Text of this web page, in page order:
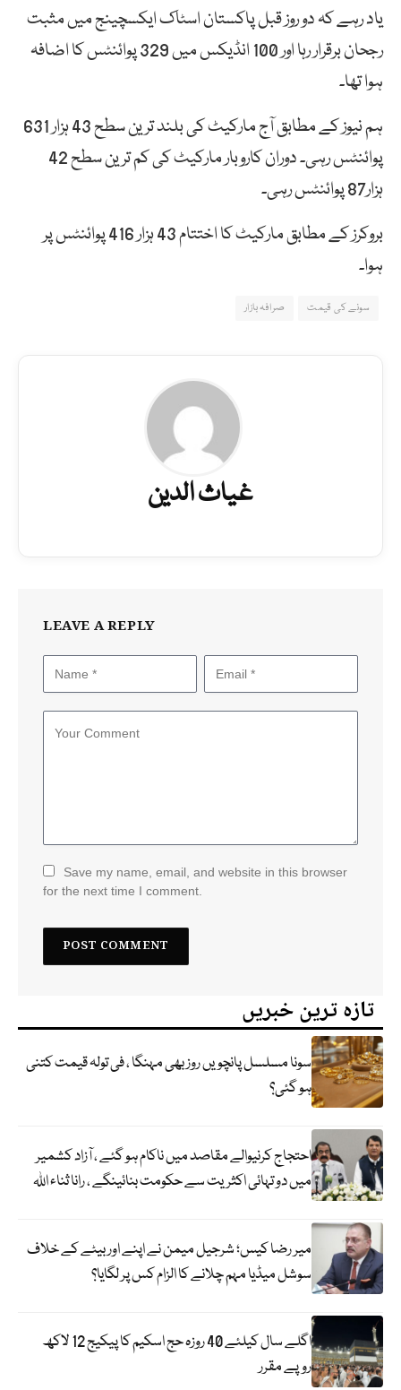
یاد رہے کہ دو روز قبل پاکستان اسٹاک ایکسچینج میں مثبت
رجحان برقرار رہا اور 100 انڈیکس میں 329 پوائنٹس کا اضافہ
ہوا تھا۔
ہم نیوز کے مطابق آج مارکیٹ کی بلند ترین سطح 43 ہزار 631
پوائنٹس رہی۔ دوران کاروبار مارکیٹ کی کم ترین سطح 42
ہزار87 پوائنٹس رہی۔
بروکرز کے مطابق مارکیٹ کا اختتام 43 ہزار 416 پوائنٹس پر
ہوا۔
سونے کی قیمت صرافہ بازار
غیاث الدین
LEAVE A REPLY
Save my name, email, and website in this browser
for the next time I comment.
تازہ ترین خبریں
سونا مسلسل پانچویں روز بھی مہنگا ، فی تولہ قیمت کتنی
ہو گئی؟
احتجاج کرنیوالے مقاصد میں ناکام ہو گئے ، آزاد کشمیر
میں دو تہائی اکثریت سے حکومت بنائینگے ، رانا ثناء اللہ
میر رضا کیس؛ شرجیل میمن نے اپنے اور بیٹے کے خلاف
سوشل میڈیا مہم چلانے کا الزام کس پر لگایا؟
اگلے سال کیلئے 40 روزہ حج اسکیم کا پیکیج 12 لاکھ
روپے مقرر